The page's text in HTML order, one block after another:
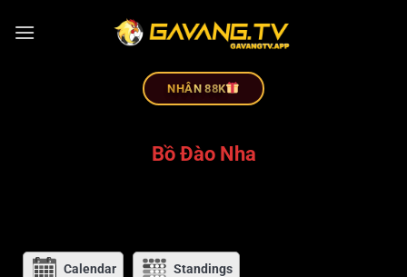
NHÂN 88K
Bồ Đào Nha
Calendar Standings